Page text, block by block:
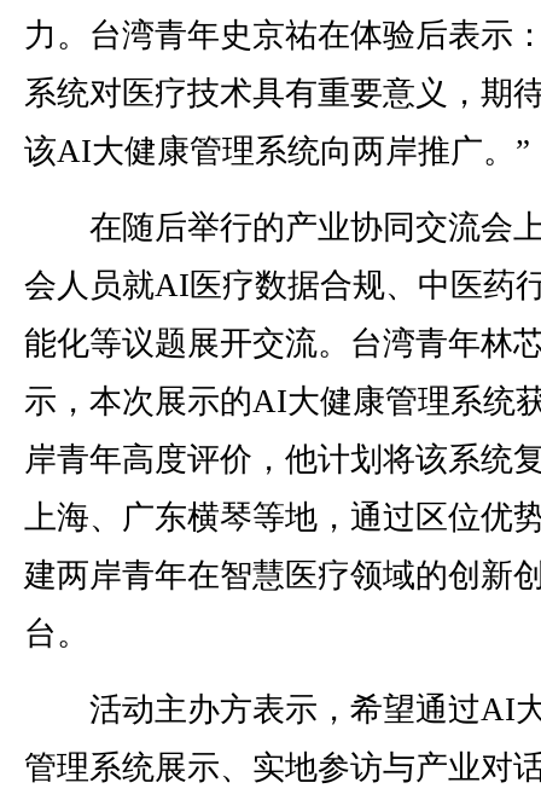
力。台湾青年史京祐在体验后表示
系统对医疗技术具有重要意义，期
该AI大健康管理系统向两岸推广。”
在随后举行的产业协同交流会
会人员就AI医疗数据合规、中医药
能化等议题展开交流。台湾青年林
示，本次展示的AI大健康管理系统
岸青年高度评价，他计划将该系统
上海、广东横琴等地，通过区位优
建两岸青年在智慧医疗领域的创新
台。
活动主办方表示，希望通过AI
管理系统展示、实地参访与产业对